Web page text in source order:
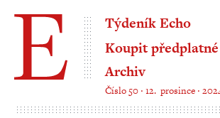
Týdeník Echo
Koupit předplatné
Archiv
Číslo 50 ‧ 12. prosince ‧